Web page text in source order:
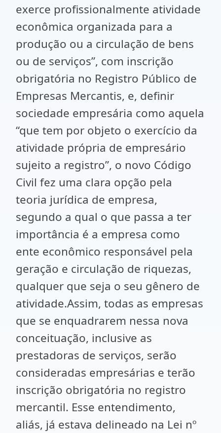
exerce profissionalmente atividade
econômica organizada para a
produção ou a circulação de bens
ou de serviços”, com inscrição
obrigatória no Registro Público de
Empresas Mercantis, e, definir
sociedade empresária como aquela
“que tem por objeto o exercício da
atividade própria de empresário
sujeito a registro”, o novo Código
Civil fez uma clara opção pela
teoria jurídica de empresa,
segundo a qual o que passa a ter
importância é a empresa como
ente econômico responsável pela
geração e circulação de riquezas,
qualquer que seja o seu gênero de
atividade.Assim, todas as empresas
que se enquadrarem nessa nova
conceituação, inclusive as
prestadoras de serviços, serão
consideradas empresárias e terão
inscrição obrigatória no registro
mercantil. Esse entendimento,
aliás, já estava delineado na Lei nº